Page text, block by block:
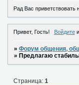
Рад Вас
Привет, Гость! Войдите
»Форум общения,
»Предлагаю
Страница:1